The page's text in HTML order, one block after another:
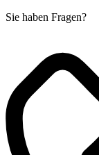
Sie haben Fragen?